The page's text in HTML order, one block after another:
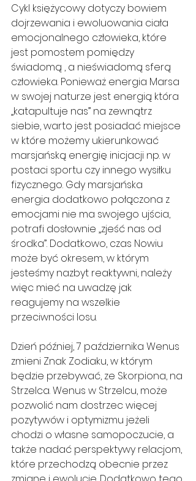
Cykl księżycowy dotyczy bowiem
dojrzewania i ewoluowania ciała
emocjonalnego człowieka, które
jest pomostem pomiędzy
świadomą , a nieświadomą sferą
człowieka. Ponieważ energia Marsa
w swojej naturze jest energią która
„katapultuje nas” na zewnątrz
siebie, warto jest posiadać miejsce
w które możemy ukierunkować
marsjańską energię inicjacji np. w
postaci sportu czy innego wysiłku
fizycznego. Gdy marsjańska
energia dodatkowo połączona z
emocjami nie ma swojego ujścia,
potrafi dosłownie „zjeść nas od
środka”. Dodatkowo, czas Nowiu
może być okresem, w którym
jesteśmy nazbyt reaktywni, należy
więc mieć na uwadzę jak
reagujemy na wszelkie
przeciwności losu.
Dzień później, 7 października Wenus
zmieni Znak Zodiaku, w którym
będzie przebywać, ze Skorpiona, na
Strzelca. Wenus w Strzelcu, może
pozwolić nam dostrzec więcej
pozytywów i optymizmu jeżeli
chodzi o własne samopoczucie, a
także nadać perspektywy relacjom,
które przechodzą obecnie przez